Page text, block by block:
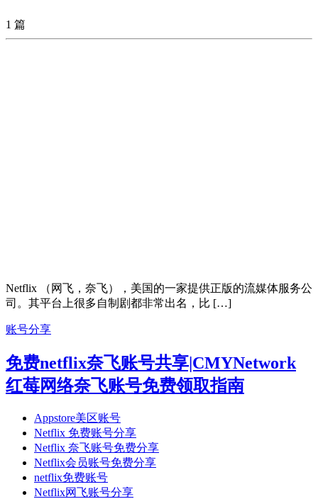
1 篇
Netflix （网飞，奈飞），美国的一家提供正版的流媒体服务公
司。其平台上很多自制剧都非常出名，比 […]
账号分享
免费netflix奈飞账号共享|CMYNetwork
红莓网络奈飞账号免费领取指南
Appstore美区账号
Netflix 免费账号分享
Netflix 奈飞账号免费分享
Netflix会员账号免费分享
netflix免费账号
Netflix网飞账号分享